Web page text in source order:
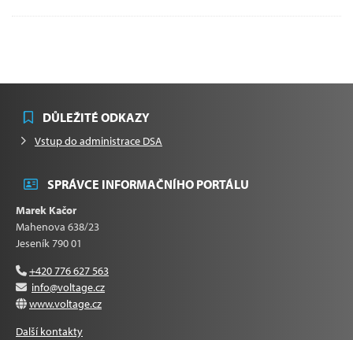
DŮLEŽITÉ ODKAZY
Vstup do administrace DSA
SPRÁVCE INFORMAČNÍHO PORTÁLU
Marek Kačor
Mahenova 638/23
Jeseník 790 01
+420 776 627 563
info@voltage.cz
www.voltage.cz
Další kontakty